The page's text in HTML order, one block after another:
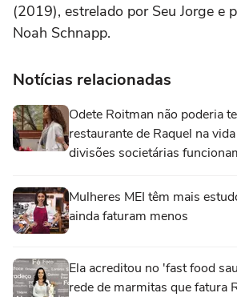
(2019), estrelado por Seu Jorge e
Noah Schnapp.
Notícias relacionadas
Odete Roitman não poderia
restaurante de Raquel na
divisões societárias
Mulheres MEI têm mais
ainda faturam menos
Ela acreditou no 'fast food
rede de marmitas que fatura